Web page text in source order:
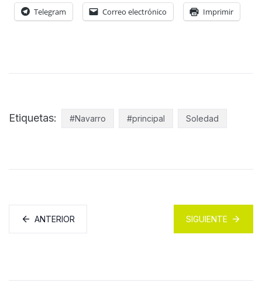
Telegram Correo electrónico Imprimir
Etiquetas: #Navarro #principal Soledad
ANTERIOR SIGUIENTE